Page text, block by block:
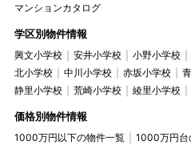
マンションカタログ
学区別物件情報
興文小学校 安井小学校 小野小学校
北小学校
中川小学校 赤坂小学校
静里小学校
荒崎小学校 綾里小学校
価格別物件情報
1000万円以下の物件一覧
1000万円台